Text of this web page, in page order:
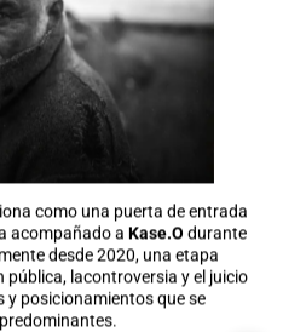
como una puerta de entrada
acompañado a Kase.O durante
desde 2020, una etapa
pública, lacontroversia y el juicio
posicionamientos que se